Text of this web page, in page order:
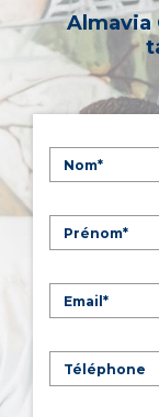
Almavia